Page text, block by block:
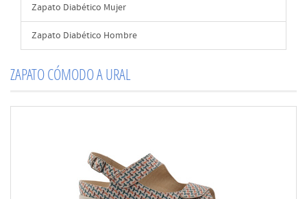
Zapato Diabético Mujer
Zapato Diabético Hombre
ZAPATO CÓMODO A URAL